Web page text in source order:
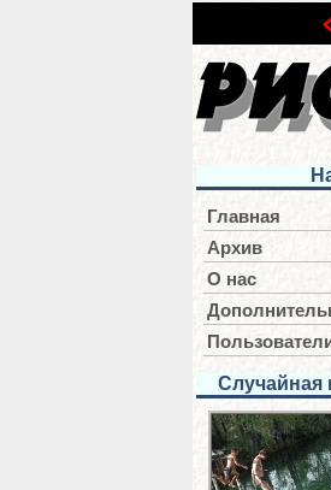
Главная
Архив
О нас
Случайная